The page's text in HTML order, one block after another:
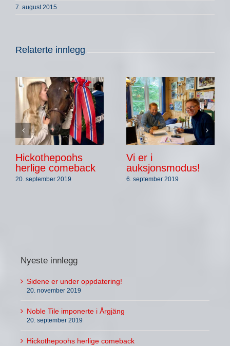
7. august 2015
Relaterte innlegg
Hickothepoohs
herlige comeback
20. september 2019
Vi er i
auksjonsmodus!
6. september 2019
Nyeste innlegg
Sidene er under oppdatering!
20. november 2019
Noble Tile imponerte i Årgjäng
20. september 2019
Hickothepoohs herlige comeback